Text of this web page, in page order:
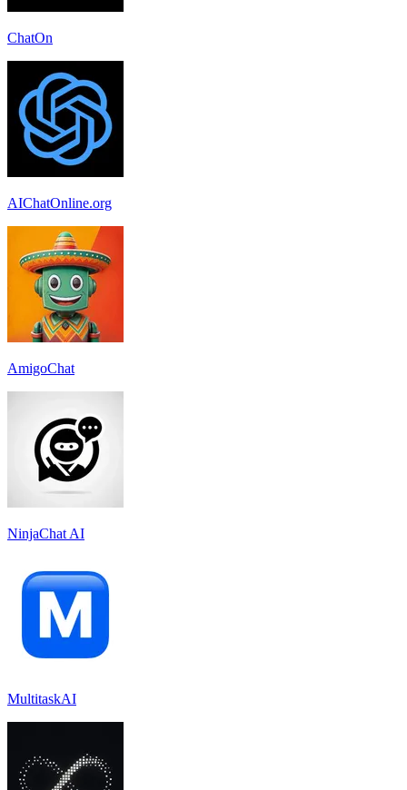
ChatOn
AIChatOnline.org
AmigoChat
NinjaChat AI
MultitaskAI